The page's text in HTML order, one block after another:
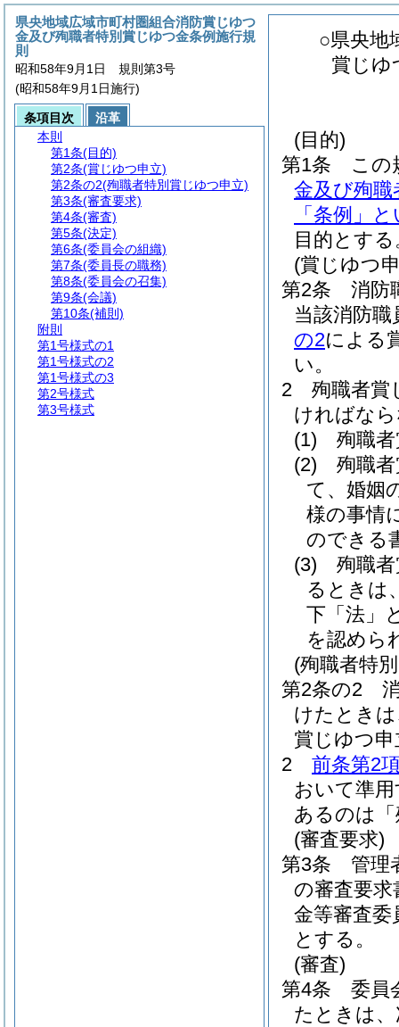
○県央地
賞じゆ
(目的)
第1条
この
金及び殉
「条例」
目的とする
(賞じゆつ
第2条
消防
当該消防
の2による
い。
2
殉職者賞
ければな
(1)
殉職
(2)
殉職
て、婚姻
様の事情
のできる
(3)
殉職
るときは
下「法」
を認めら
(殉職者特
第2条の2
けたとき
賞じゆつ
2
前条第2
おいて準
あるのは
(審査要求)
第3条
管理
の審査要
金等審査委
とする。
(審査)
第4条
委員
たときは
県央地域広域市町村圏組合消防賞じゆつ
金及び殉職者特別賞じゆつ金条例施行規
則
昭和58年9月1日 規則第3号
(昭和58年9月1日施行)
条項目次
沿革
本則
第1条(目的)
第2条(賞じゆつ申立)
第2条の2(殉職者特別賞じゆつ申立)
第3条(審査要求)
第4条(審査)
第5条(決定)
第6条(委員会の組織)
第7条(委員長の職務)
第8条(委員会の召集)
第9条(会議)
第10条(補則)
附則
第1号様式の1
第1号様式の2
第1号様式の3
第2号様式
第3号様式